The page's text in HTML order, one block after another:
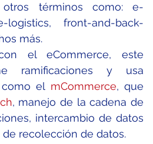
términos como: e-
logistics, front-and-back-
más.
el eCommerce, este
ramificaciones y usa
el mCommerce, que
, manejo de la cadena de
intercambio de datos
recolección de datos.